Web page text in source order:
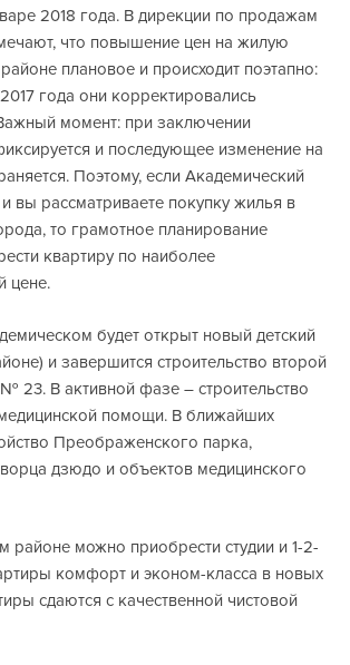
2018 года. В дирекции по продажам
что повышение цен на жилую
плановое и происходит поэтапно:
года они корректировались
момент: при заключении
и последующее изменение на
Поэтому, если Академический
вы рассматриваете покупку жилья в
то грамотное планирование
квартиру по наиболее
цене.
будет открыт новый детский
и завершится строительство второй
23. В активной фазе – строительство
помощи. В ближайших
Преображенского парка,
дзюдо и объектов медицинского
районе можно приобрести студии и 1-2-
комфорт и эконом-класса в новых
сдаются с качественной чистовой